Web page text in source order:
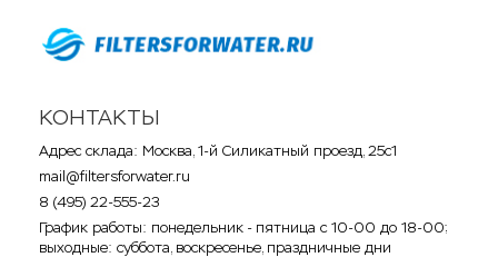
КОНТАКТЫ
Адрес склада: Москва, 1-й Силикатный проезд, 25с1
mail@filtersforwater.ru
8 (495) 22-555-23
График работы: понедельник - пятница с 10-00 до 18-00;
выходные: суббота, воскресенье, праздничные дни